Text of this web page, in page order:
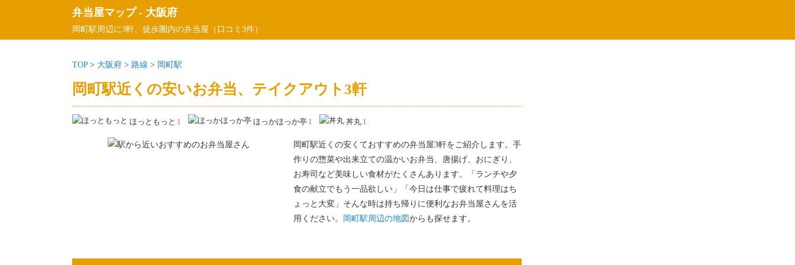
弁当屋マップ- 大阪府
岡町駅周辺に3軒、徒歩圏内の弁当屋（口コミ3件）
TOP> 大阪府 > 路線 > 岡町駅
岡町駅近くの安いお弁当、テイクアウト3軒
ほっともっと 1 ほっかほっか亭 1 丼丸 1
岡町駅近くの安くておすすめの弁当屋3軒をご紹介します。手
作りの惣菜や出来立ての温かいお弁当、唐揚げ、おにぎり、
お寿司など美味しい食材がたくさんあります。「ランチや夕
食の献立でもう一品欲しい」「今日は仕事で疲れて料理はち
ょっと大変」そんな時は持ち帰りに便利なお弁当屋さんを活
用ください。
岡町駅周辺の地図 からも探せます。